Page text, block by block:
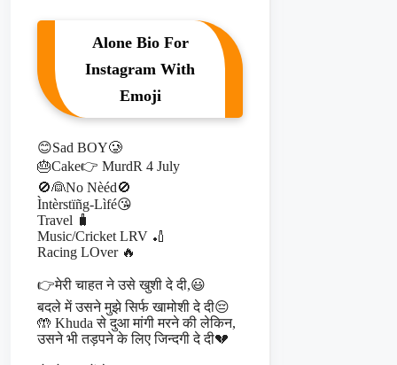
Alone Bio For
Instagram With
Emoji
😊Sad BOY🥲
🎂Cake👉 MurdR 4 July
🚫👰No Nèéd🚫
Ìntèrstïñg-Lìfé😘
Travel 🧳
Music/Cricket LRV 🏏
Racing LOver 🔥
👉मेरी चाहत ने उसे खुशी दे दी,😃
बदले में उसने मुझे सिर्फ खामोशी दे दी😔
🤲 Khuda से दुआ मांगी मरने की लेकिन,
उसने भी तड़पने के लिए जिन्दगी दे दी💔